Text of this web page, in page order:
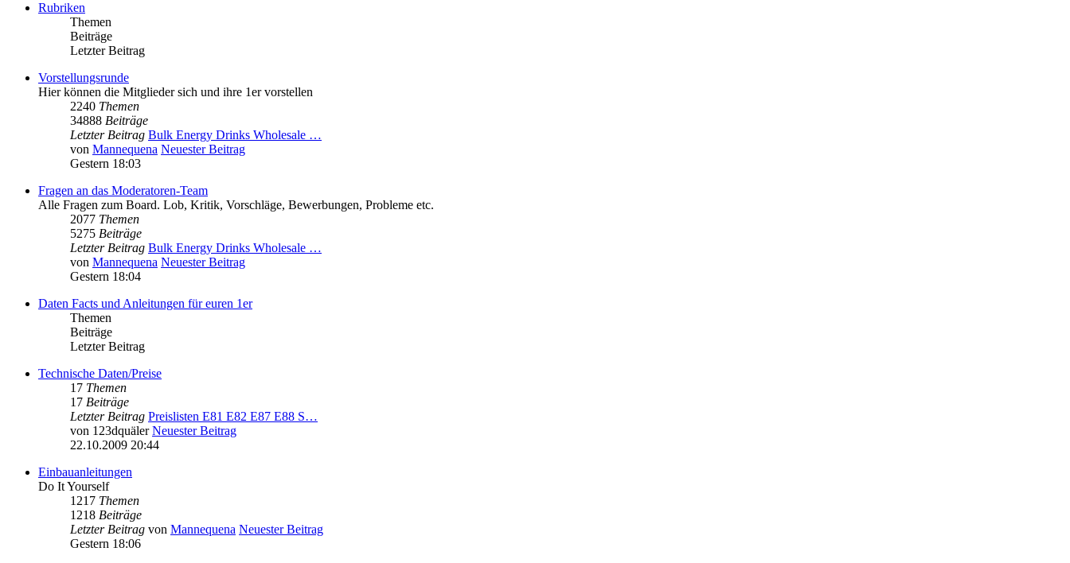
Rubriken
Themen
Beiträge
Letzter Beitrag
Vorstellungsrunde
Hier können die Mitglieder sich und ihre 1er vorstellen
2240 Themen
34888 Beiträge
Letzter Beitrag Bulk Energy Drinks Wholesale …
von Mannequena Neuester Beitrag
Gestern 18:03
Fragen an das Moderatoren-Team
Alle Fragen zum Board. Lob, Kritik, Vorschläge, Bewerbungen, Probleme etc.
2077 Themen
5275 Beiträge
Letzter Beitrag Bulk Energy Drinks Wholesale …
von Mannequena Neuester Beitrag
Gestern 18:04
Daten Facts und Anleitungen für euren 1er
Themen
Beiträge
Letzter Beitrag
Technische Daten/Preise
17 Themen
17 Beiträge
Letzter Beitrag Preislisten E81 E82 E87 E88 S…
von 123dquäler Neuester Beitrag
22.10.2009 20:44
Einbauanleitungen
Do It Yourself
1217 Themen
1218 Beiträge
Letzter Beitrag von Mannequena Neuester Beitrag
Gestern 18:06